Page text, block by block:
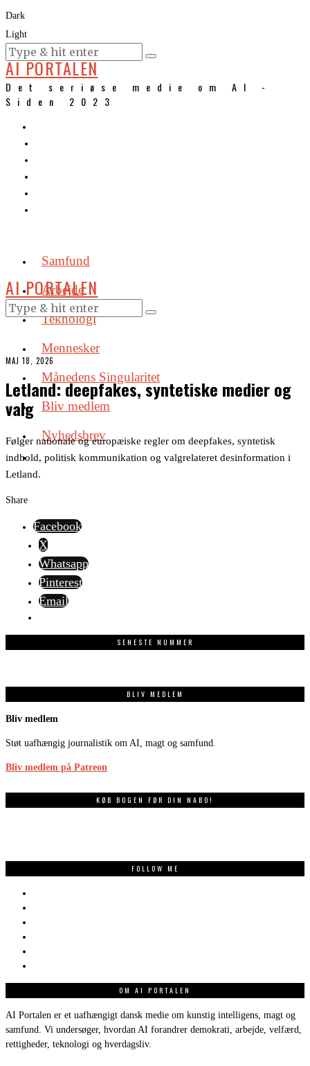
Dark
Light
KURSER
AI PORTALEN
Det seriøse medie om AI -
Siden 2023
Samfund
Arbejde
Teknologi
Mennesker
Månedens Singularitet
Bliv medlem
Nyhedsbrev
AI PORTALEN
MAJ 18, 2026
Letland: deepfakes, syntetiske medier og
valg
Følger nationale og europæiske regler om deepfakes, syntetisk
indhold, politisk kommunikation og valgrelateret desinformation i
Letland.
Share
Facebook
X
Whatsapp
Pinterest
Email
SENESTE NUMMER
BLIV MEDLEM
Bliv medlem
Støt uafhængig journalistik om AI, magt og samfund.
Bliv medlem på Patreon
KØB BOGEN FØR DIN NABO!
FOLLOW ME
OM AI PORTALEN
AI Portalen er et uafhængigt dansk medie om kunstig intelligens, magt og
samfund. Vi undersøger, hvordan AI forandrer demokrati, arbejde, velfærd,
rettigheder, teknologi og hverdagsliv.